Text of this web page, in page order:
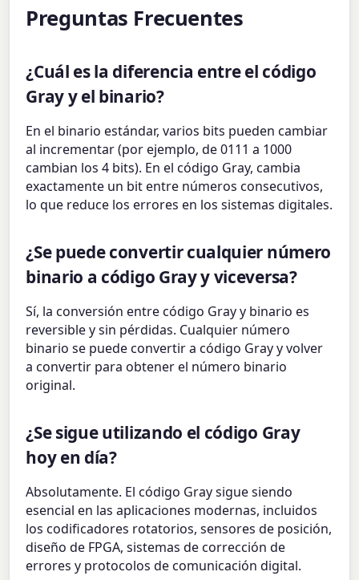
Preguntas Frecuentes
¿Cuál es la diferencia entre el código
Gray y el binario?
En el binario estándar, varios bits pueden cambiar
al incrementar (por ejemplo, de 0111 a 1000
cambian los 4 bits). En el código Gray, cambia
exactamente un bit entre números consecutivos,
lo que reduce los errores en los sistemas digitales.
¿Se puede convertir cualquier número
binario a código Gray y viceversa?
Sí, la conversión entre código Gray y binario es
reversible y sin pérdidas. Cualquier número
binario se puede convertir a código Gray y volver
a convertir para obtener el número binario
original.
¿Se sigue utilizando el código Gray
hoy en día?
Absolutamente. El código Gray sigue siendo
esencial en las aplicaciones modernas, incluidos
los codificadores rotatorios, sensores de posición,
diseño de FPGA, sistemas de corrección de
errores y protocolos de comunicación digital.